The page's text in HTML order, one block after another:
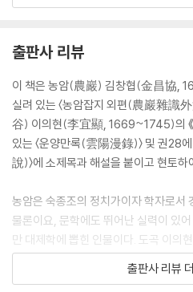
54. 송대宋代의 산문散文
56. 고사립顧嗣立의 《원시선元詩選》
57. 원나라의 문사文詞에 대한 평
58. 명나라 시를 채록한 선집選輯들
59. 명나라 유사遺事를 보여주는 《열
60. 《명문기상明文奇賞》에 수록된
62. 고시정顧施禎과 위헌魏憲의 청나
63. 서재에 소장하고 있는 청나라 문인
64. 왕세덕王世德의 《숭정유록崇禎遺
65. 세교에 보탬이 없는 수서壽序와
66. 구와 자를 줄여 간簡을 추구한 명
하고 모함하는 일이 일가의 친족이나
고 다정하게 지내는 사람들 속에서 발
세상 사람들이 화를 당하고 우환을 겪
다. 그러니 장지기 같은 자를 어찌 말할
--- p.59
하고 법도에 맞고 조리가 있어야 한다
우아한지 비속한지 법도에 맞는지를 보
는지 여부를 보는 정도로는 문장의 성
하였다.
출판사 리뷰
이 책은 농암(農巖) 김창협(金昌協,
실려 있는 〈농암잡지 외편(農巖雜識
谷) 이의현(李宜顯, 1669~1745)의
있는 〈운양만록(雲陽漫錄)〉 및 권28
說)〉에 소제목과 해설을 붙이고 현토
농암은 숙종조의 정치가이자 학자로
물론이요, 문학에도 뛰어난 실력이 있
만 대제학에 뽑힌 인물이다. 도곡 이의
역임한 인물이다.
출판사 리뷰